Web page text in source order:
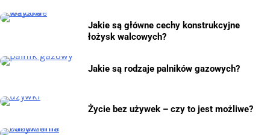
Jakie są główne cechy konstrukcyjne
łożysk walcowych?
Jakie są rodzaje palników gazowych?
Życie bez używek – czy to jest możliwe?